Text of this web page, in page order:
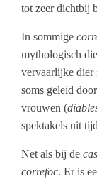
tot zeer dichtbij
In sommige
mythologisch
vervaarlijke dier
soms geleid
vrouwen (
spektakels uit
Net als bij de
correfoc. Er is